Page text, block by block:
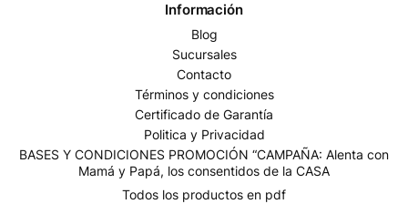
Información
Blog
Sucursales
Contacto
Términos y condiciones
Certificado de Garantía
Politica y Privacidad
BASES Y CONDICIONES PROMOCIÓN “CAMPAÑA: Alenta con
Mamá y Papá, los consentidos de la CASA
Todos los productos en pdf